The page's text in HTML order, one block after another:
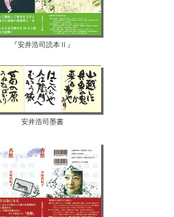
『安井浩司読本Ⅱ』
安井浩司墨書